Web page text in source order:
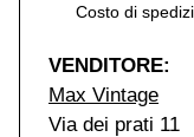
Costo di
VENDITORE:
Max Vintage
Via dei prati 11